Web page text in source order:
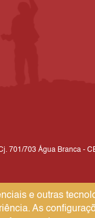
701/703 Água Branca -
e outras
As